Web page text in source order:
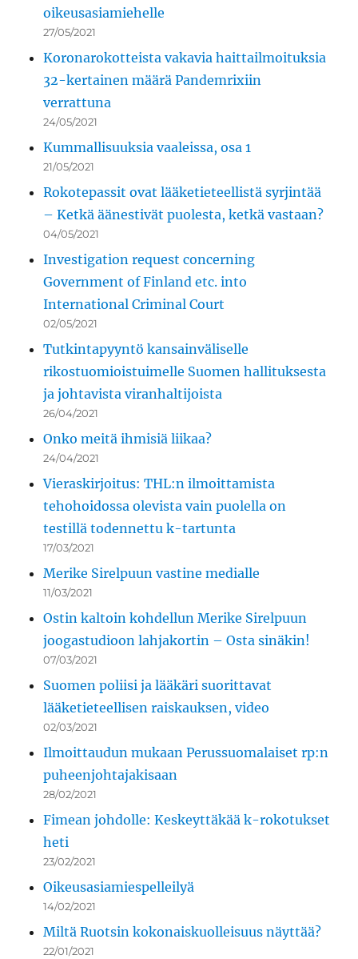
oikeusasiamiehelle
27/05/2021
Koronarokotteista vakavia haittailmoituksia
32-kertainen määrä Pandemrixiin
verrattuna
24/05/2021
Kummallisuuksia vaaleissa, osa 1
21/05/2021
Rokotepassit ovat lääketieteellistä syrjintää
– Ketkä äänestivät puolesta, ketkä vastaan?
04/05/2021
Investigation request concerning
Government of Finland etc. into
International Criminal Court
02/05/2021
Tutkintapyyntö kansainväliselle
rikostuomioistuimelle Suomen hallituksesta
ja johtavista viranhaltijoista
26/04/2021
Onko meitä ihmisiä liikaa?
24/04/2021
Vieraskirjoitus: THL:n ilmoittamista
tehohoidossa olevista vain puolella on
testillä todennettu k-tartunta
17/03/2021
Merike Sirelpuun vastine medialle
11/03/2021
Ostin kaltoin kohdellun Merike Sirelpuun
joogastudioon lahjakortin – Osta sinäkin!
07/03/2021
Suomen poliisi ja lääkäri suorittavat
lääketieteellisen raiskauksen, video
02/03/2021
Ilmoittaudun mukaan Perussuomalaiset rp:n
puheenjohtajakisaan
28/02/2021
Fimean johdolle: Keskeyttäkää k-rokotukset
heti
23/02/2021
Oikeusasiamiespelleilyä
14/02/2021
Miltä Ruotsin kokonaiskuolleisuus näyttää?
22/01/2021